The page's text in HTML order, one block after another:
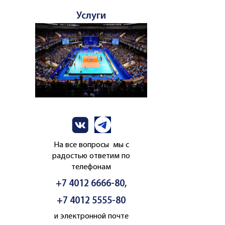
Услуги
На все вопросы мы с
радостью ответим по
телефонам
+7 4012 6666-80,
+7 4012 5555-80
и электронной почте